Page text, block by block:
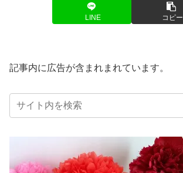
LINE コピー
記事内に広告が含まれまれています。